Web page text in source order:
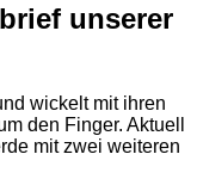
unserer
wickelt mit ihren
den Finger. Aktuell
mit zwei weiteren